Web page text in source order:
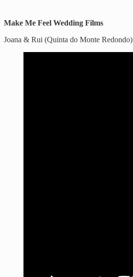
Make Me Feel Wedding Films
Joana & Rui (Quinta do Monte Redondo)